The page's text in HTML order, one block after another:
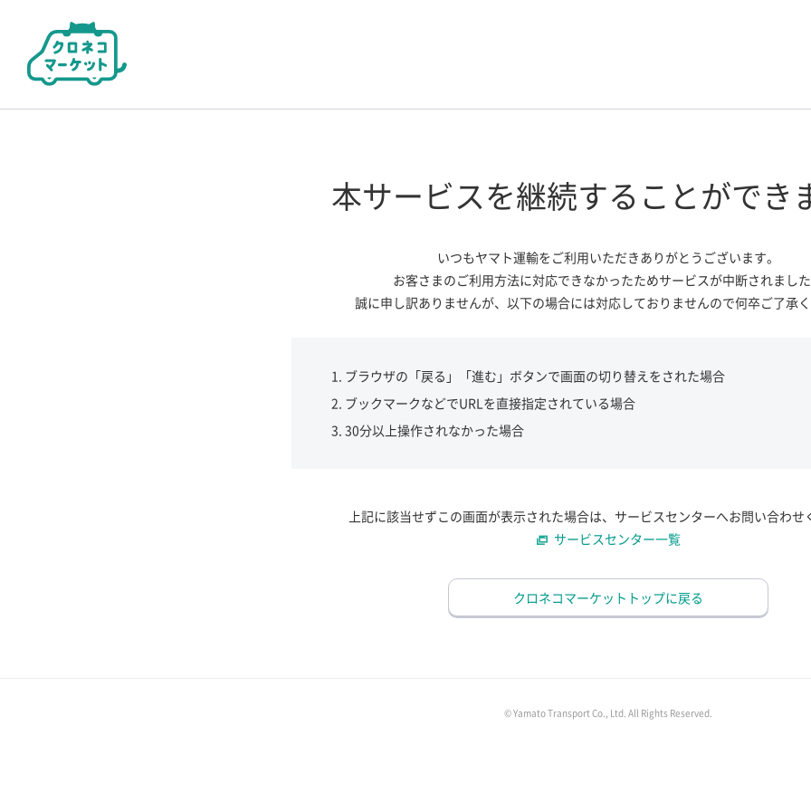
本サービスを継続する ことができ
いつもヤマト運輸をご利用いただきありがとうございます。
お客さまのご利用方法に対応できなかったためサービスが中断されました
誠に申し訳ありませんが、 以下の場合には対応しておりませんので何卒ご了承く
ブラウザの「戻る」「進む」ボタンで画面の切り替えをされた場合
ブックマークなどでURLを直接指定されている場合
30分以上操作されなかった場合
上記に該当せずこの画面が表示された場合は、サービスセンターへお問い合わせ
サービスセンター一覧
クロネコマーケットトップに戻る
© Yamato Transport Co., Ltd. All Rights Reserved.